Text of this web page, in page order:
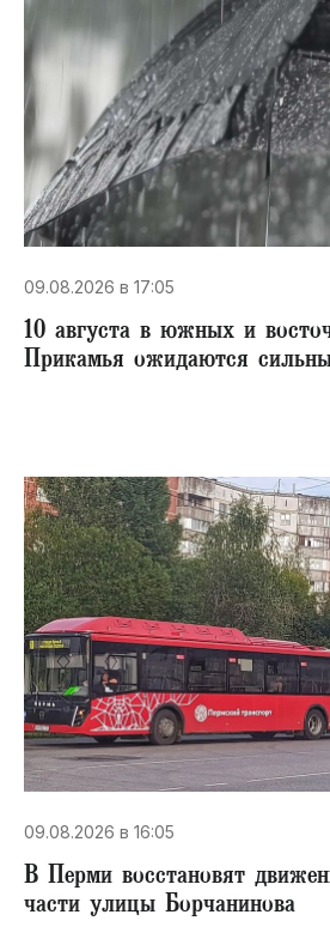
09.08.2026 в 17:05
10 августа в южных и
Прикамья ожидаются
09.08.2026 в 16:05
В Перми восстановят
части улицы Борчанинова